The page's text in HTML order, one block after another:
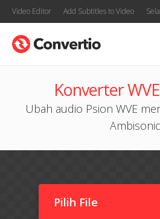
Video Editor Add Subtitles to Video
Konverter
Ubah audio Psion WVE
Ambisonic
Pilih File